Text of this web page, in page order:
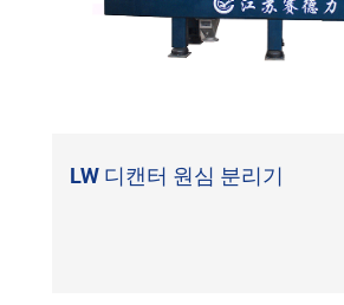
LW 디캔터 원심 분리기